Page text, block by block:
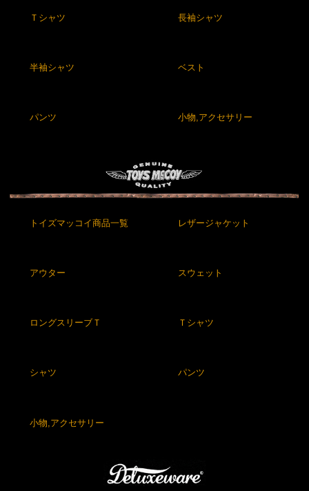
Ｔシャツ 長袖シャツ
半袖シャツ ベスト
パンツ 小物,アクセサリー
トイズマッコイ商品一覧 レザージャケット
アウター スウェット
ロングスリーブＴ Ｔシャツ
シャツ パンツ
小物,アクセサリー